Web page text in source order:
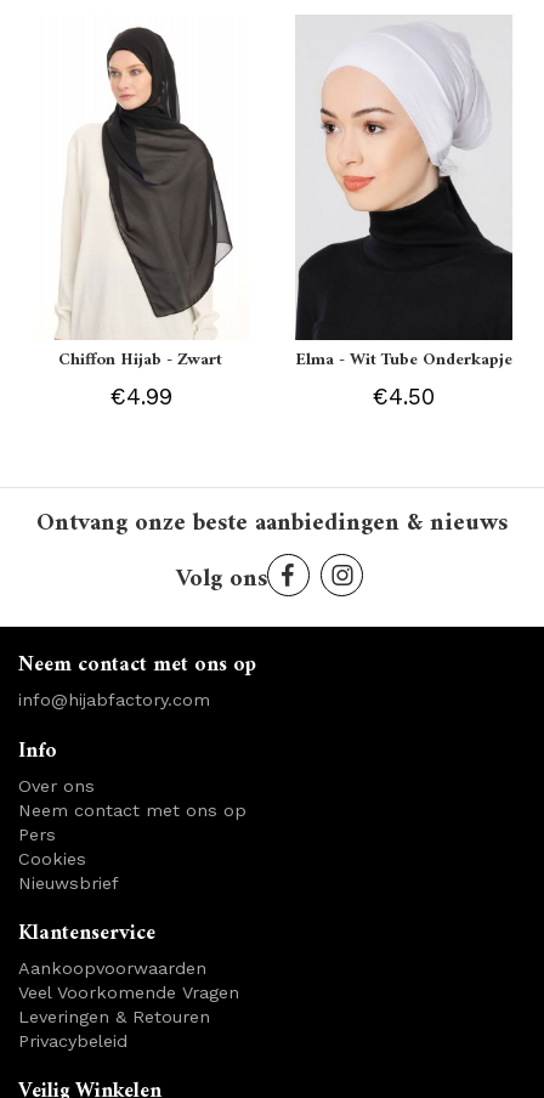
Chiffon Hijab - Zwart
€4.99
Elma - Wit Tube Onderkapje
€4.50
Ontvang onze beste aanbiedingen & nieuws
Volg ons
Neem contact met ons op
info@hijabfactory.com
Info
Over ons
Neem contact met ons op
Pers
Cookies
Nieuwsbrief
Klantenservice
Aankoopvoorwaarden
Veel Voorkomende Vragen
Leveringen & Retouren
Privacybeleid